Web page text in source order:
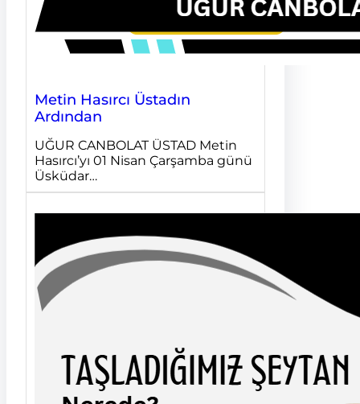
Metin Hasırcı Üstadın
Ardından
UĞUR CANBOLAT ÜSTAD Metin
Hasırcı’yı 01 Nisan Çarşamba günü
Üsküdar…